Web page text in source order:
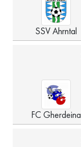
SSV Ahrntal
FC Gherdeina